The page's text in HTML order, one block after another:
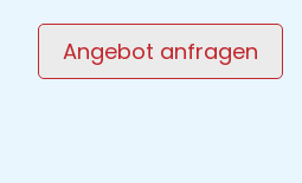
Angebot anfragen